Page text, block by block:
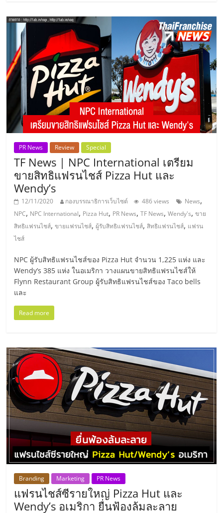
ลงทุน
และ
ขยาย
สา
ขา
แฟ
รน
ไชส์,
ศูนย์
รวม
แฟ
รน
ไชส์
พร้อม
ทำเล
สำหรับ
เปิด
ร้าน
PR News Review Special
TF News | NPC International เตรียม
ขายสิทธิแฟรนไชส์ Pizza Hut และ
Wendy’s
12/11/2020 กองบรรณาธิการเว็บไซต์ 486 views News,
NPC, NPC International, Pizza Hut, PR News,TF News,Wendy's,ขาย
สิทธิแฟรนไชส์,ขายแฟรนไชส์,ผู้รับสิทธิแฟรนไชส์,สิทธิแฟรนไชส์, แฟรน
ไชส์
NPC ผู้รับสิทธิแฟรนไชส์ของ Pizza Hut จำนวน 1,225 แห่ง และ
Wendy’s 385 แห่ง ในอเมริกา วางแผนขายสิทธิแฟรนไชส์ให้
Flynn Restaurant Group ผู้รับสิทธิแฟรนไชส์ของ Taco bells
และ
Read more
Branding Marketing PR News
แฟรนไชส์ซีรายใหญ่ Pizza Hut และ
Wendy’s อเมริกา ยื่นฟ้องล้มละลาย